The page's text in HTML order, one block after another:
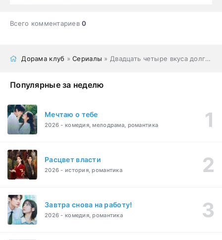
Всего комментариев0
Дорама клуб »Сериалы » Двадцать четыре вкуса долгой и счастливой жизни
Популярные за неделю
Мечтаю о тебе
2026 - комедия, мелодрама, романтика
Расцвет власти
2026 - история, романтика
Завтра снова на работу!
2026 - комедия, романтика